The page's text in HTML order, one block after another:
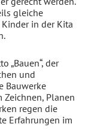
gleiche
in der Kita
„Bauen“, der
und
Bauwerke
Zeichnen, Planen
regen die
Erfahrungen im